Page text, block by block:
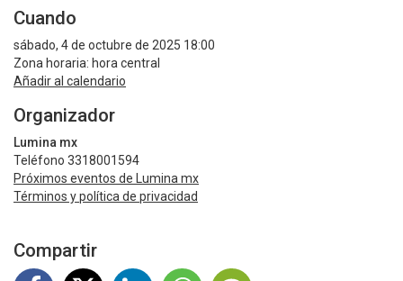
Cuando
sábado, 4 de octubre de 2025 18:00
Zona horaria: hora central
Añadir al calendario
Organizador
Lumina mx
Teléfono 3318001594
Próximos eventos de Lumina mx
Términos y política de privacidad
Compartir